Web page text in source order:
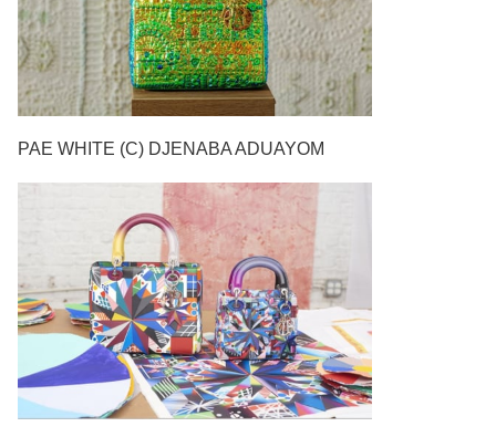
PAE WHITE (C) DJENABA ADUAYOM